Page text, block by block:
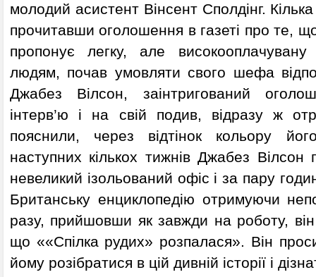
молодий асистент Вінсент Сполдінг.
прочитавши оголошення в газеті про те,
пропонує легку, але
людям, почав умовляти свого шефа
Джабез Вілсон, заінтригований
інтерв’ю і на свій подив, відразу ж
пояснили, через відтінок кольору
наступних кількох тижнів Джабез
невеликий ізольований офіс і за пару
Британську енциклопедію отримуючи
разу, прийшовши як завжди на роботу,
що ««Спілка рудих» розпалася». Він
йому розібратися в цій дивній історії і